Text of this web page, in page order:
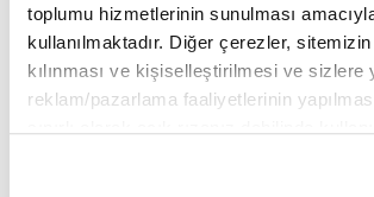
toplumu hizmetlerinin sunulması
kullanılmaktadır. Diğer çerezler,
kılınması ve kişiselleştirilmesi ve sizlere
reklam/pazarlama faaliyetlerinin
belirleyebilirsiniz. Çerezlere ilişkin
İLGİNİZİ ÇEKEBİLECEK DİĞER